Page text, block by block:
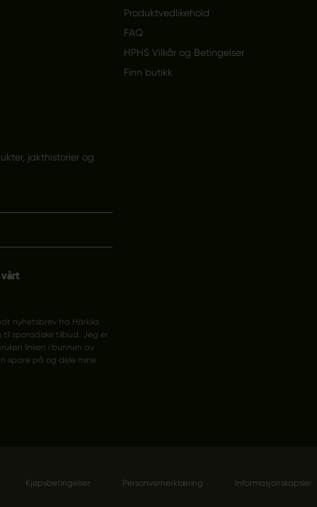
Produktvedlikehold
FAQ
HPHS Vilkår og Betingelser
Finn butikk
jakthistorier og
vårt
nyhetsbrev fra Härkila
sporadiske tilbud. Jeg er
linken i bunnen av
spare på og dele mine
Kjøpsbetingelser Personvernerklæring Informasjonskapsler